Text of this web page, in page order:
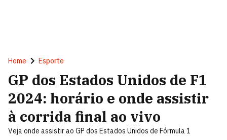
Home Esporte
GP dos Estados Unidos de F1
2024: horário e onde assistir
à corrida final ao vivo
Veja onde assistir ao GP dos Estados Unidos de Fórmula 1